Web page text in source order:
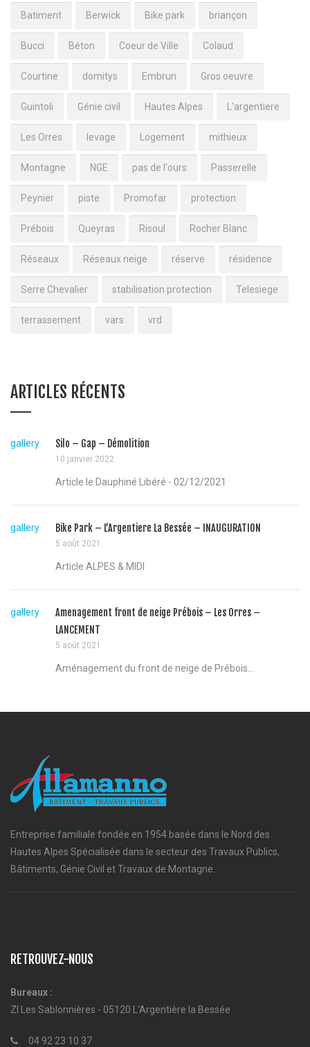
Batiment Berwick Bike park briançon
Bucci Béton Coeur de Ville Colaud
Courtine domitys Embrun Gros oeuvre
Guintoli Génie civil Hautes Alpes L'argentiere
Les Orres levage Logement mithieux
Montagne NGE pas de l'ours Passerelle
Peynier piste Promofar protection
Prébois Queyras Risoul Rocher Blanc
Réseaux Réseaux neige réserve résidence
Serre Chevalier stabilisation protection Telesiege
terrassement vars vrd
ARTICLES RÉCENTS
gallery Silo – Gap – Démolition
10 janvier 2022
Article le Dauphiné Libéré - 02/12/2021
gallery Bike Park – L’Argentiere La Bessée – INAUGURATION
5 août 2021
Article ALPES & MIDI
gallery
Amenagement front de neige Prébois – Les Orres –
LANCEMENT
5 août 2021
Aménagement du front de neige de Prébois...
Entreprise familiale fondée en 1954 basée dans le Nord des
Hautes Alpes Spécialisée dans le secteur des Travaux Publics,
Bâtiments, Génie Civil et Travaux de Montagne.
RETROUVEZ-NOUS
Bureaux :
ZI Les Sablonnières - 05120 L'Argentière la Bessée
04 92 23 10 37